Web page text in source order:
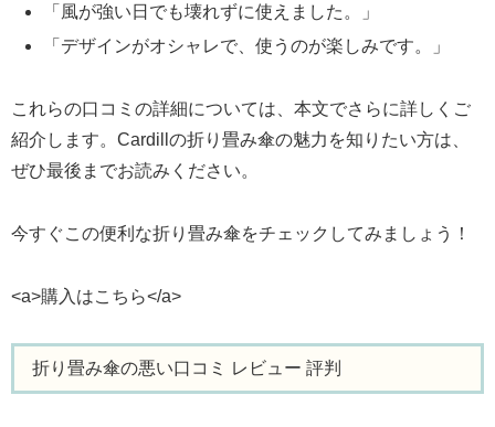
「風が強い日でも壊れずに使えました。」
「デザインがオシャレで、使うのが楽しみです。」
これらの口コミの詳細については、本文でさらに詳しくご
紹介します。Cardillの折り畳み傘の魅力を知りたい方は、
ぜひ最後までお読みください。
今すぐこの便利な折り畳み傘をチェックしてみましょう！
<a>購入はこちら</a>
折り畳み傘の悪い口コミ レビュー 評判